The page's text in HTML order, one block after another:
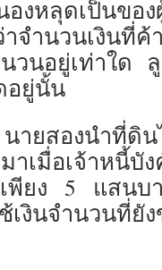
งหลุดเป็นขอ
จำนวนเงินที่
วนอยู่เท่าใด
อยู่นั้น
นำที่ดินไป
เมื่อเจ้าหนี้บัง
พียง 5 แสนบ
เงินจำนวนที่